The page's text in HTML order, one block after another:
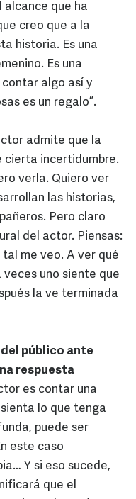
alcance que ha
creo que a la
historia. Es una
Es una
algo así y
es un regalo”.
admite que la
cierta incertidumbre.
verla. Quiero ver
las historias,
Pero claro
del actor. Piensas:
tal me veo. A ver qué
veces uno siente que
la ve terminada
público ante
respuesta
es contar una
lo que tenga
puede ser
este caso
Y si eso sucede,
que el